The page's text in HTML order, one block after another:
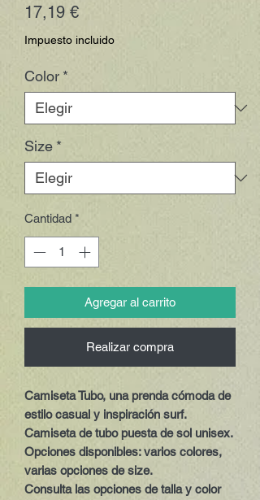
17,19 €Precio
Impuesto incluido
Color *
Size *
Cantidad *
Agregar al carrito
Realizar compra
Camiseta Tubo, una prenda cómoda de
estilo casual y inspiración surf.
Camiseta de tubo puesta de sol unisex.
Opciones disponibles:varios colores,
varias opciones de size.
Consulta las opciones de talla y color